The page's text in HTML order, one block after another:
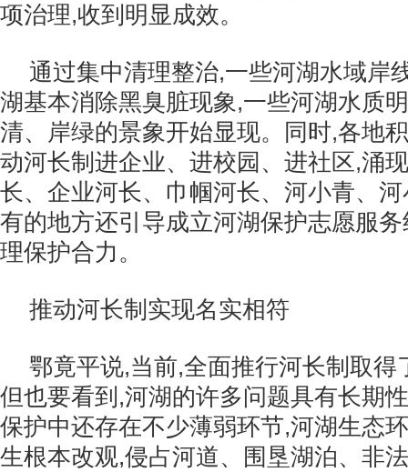
项治理,收到明显成效。
通过集中清理整治,一些河湖水域岸
湖基本消除黑臭脏现象,一些河湖水质
清、岸绿的景象开始显现。同时,各地
动河长制进企业、进校园、进社区,涌
长、企业河长、巾帼河长、河小青、河
有的地方还引导成立河湖保护志愿服
理保护合力。
推动河长制实现名实相符
鄂竟平说,当前,全面推行河长制取得
但也要看到,河湖的许多问题具有长期
保护中还存在不少薄弱环节,河湖生态
生根本改观,侵占河道、围垦湖泊、非